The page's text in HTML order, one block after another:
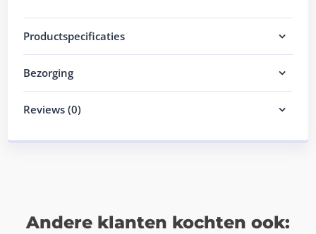
Productspecificaties
Bezorging
Reviews (0)
Andere klanten kochten ook: